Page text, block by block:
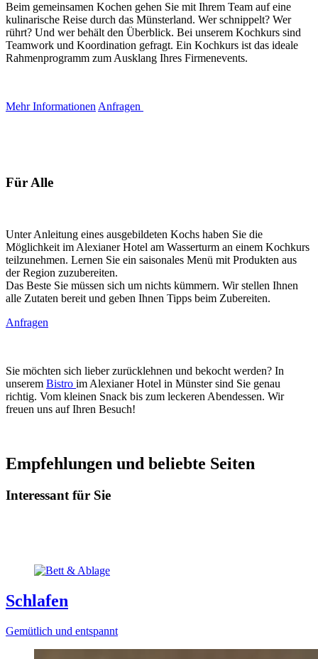
Beim gemeinsamen Kochen gehen Sie mit Ihrem Team auf eine
kulinarische Reise durch das Münsterland. Wer schnippelt? Wer
rührt? Und wer behält den Überblick. Bei unserem Kochkurs sind
Teamwork und Koordination gefragt. Ein Kochkurs ist das ideale
Rahmenprogramm zum Ausklang Ihres Firmenevents.
Mehr Informationen Anfragen
Für Alle
Unter Anleitung eines ausgebildeten Kochs haben Sie die
Möglichkeit im Alexianer Hotel am Wasserturm an einem Kochkurs
teilzunehmen. Lernen Sie ein saisonales Menü mit Produkten aus
der Region zuzubereiten.
Das Beste Sie müssen sich um nichts kümmern. Wir stellen Ihnen
alle Zutaten bereit und geben Ihnen Tipps beim Zubereiten.
Anfragen
Sie möchten sich lieber zurücklehnen und bekocht werden? In
unserem Bistro im Alexianer Hotel in Münster sind Sie genau
richtig. Vom kleinen Snack bis zum leckeren Abendessen. Wir
freuen uns auf Ihren Besuch!
Empfehlungen und beliebte Seiten
Interessant für Sie
Schlafen
Gemütlich und entspannt